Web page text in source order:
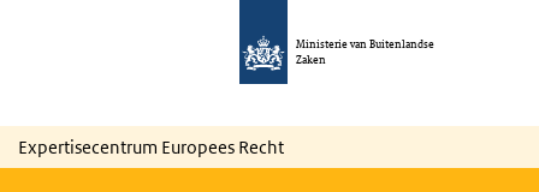
Ministerie van Buitenlandse
Zaken
Expertisecentrum Europees Recht